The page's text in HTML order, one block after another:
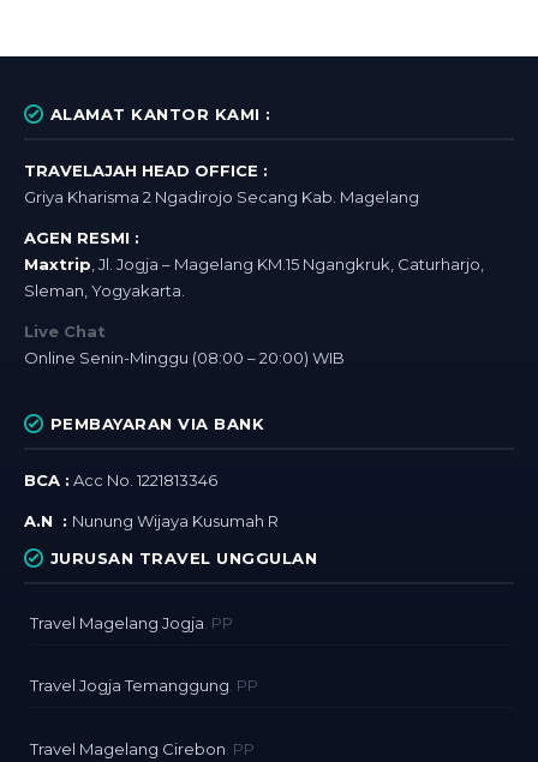
ALAMAT KANTOR KAMI :
TRAVELAJAH HEAD OFFICE :
Griya Kharisma 2 Ngadirojo Secang Kab. Magelang
AGEN RESMI :
Maxtrip , Jl. Jogja – Magelang KM.15 Ngangkruk, Caturharjo,
Sleman, Yogyakarta.
Live Chat
Online Senin-Minggu (08:00 – 20:00) WIB
PEMBAYARAN VIA BANK
BCA : Acc No. 1221813346
A.N : Nunung Wijaya Kusumah R
JURUSAN TRAVEL UNGGULAN
Travel Magelang Jogja . PP
Travel Jogja Temanggung. PP
Travel Magelang Cirebon . PP